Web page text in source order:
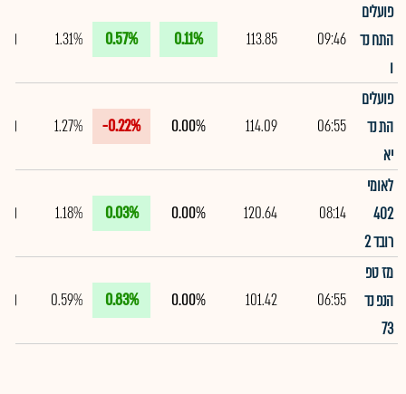
פועלים
התח נד
ו
09:46
113.85
0.11%
0.57%
1.31%
פועלים
הת נד
יא
06:55
114.09
0.00%
-0.22%
1.27%
לאומי
402
רובד 2
08:14
120.64
0.00%
0.03%
1.18%
מז טפ
הנפ נד
73
06:55
101.42
0.00%
0.83%
0.59%